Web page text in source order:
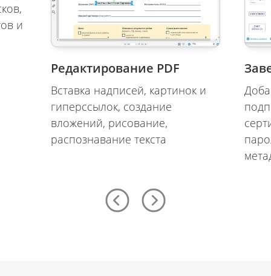
и
Редактирование PDF
Вставка надписей, картинок и
гиперссылок, создание
вложений, рисование,
распознавание текста